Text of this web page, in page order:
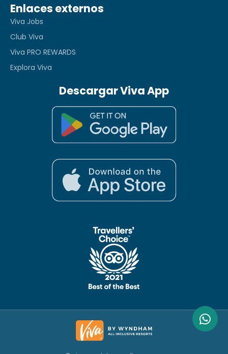
Enlaces externos
Viva Jobs
Club Viva
Viva PRO REWARDS
Explora Viva
Descargar Viva App